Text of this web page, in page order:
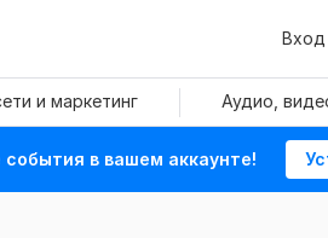
Вход
и маркетинг Аудио,
в вашем аккаунте!